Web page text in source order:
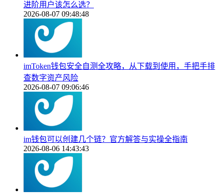
进阶用户该怎么选？
2026-08-07 09:48:48
imToken钱包安全自测全攻略，从下载到使用，手把手排
查数字资产风险
2026-08-07 09:06:46
im钱包可以创建几个链？官方解答与实操全指南
2026-08-06 14:43:43